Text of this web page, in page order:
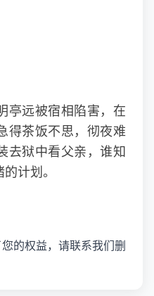
亭远被宿相陷害，在
得茶饭不思，彻夜难
去狱中看父亲，谁知
计划。
的权益，请联系我们删